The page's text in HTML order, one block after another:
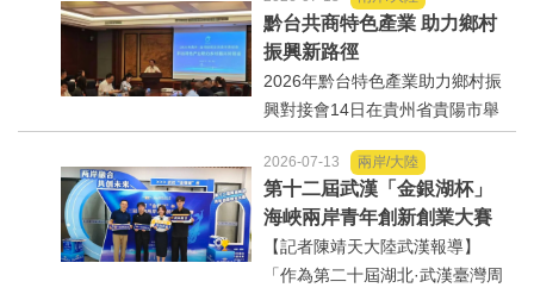
考試/監察
國安/國防/外交
綠能
自然/地理/景觀/地球
都市發展與都市建設
以「黔台合作·共品未來」為主題
的黔台生態食品專項對接活動在
此啟幕。...
黔台共商特色產業 助力鄉村
振興新路徑
2026年黔台特色產業助力鄉村振
興對接會14日在貴州省貴陽市舉
行。【記者陳靖天大陸貴州報
導】2026年黔台特色產業助力鄉
村振興對接會14日在貴州省貴陽
市舉行，來自臺灣的農業企業代
表、專家學者，以及貴州省相...
2026-07-13 兩岸/大陸
第十二屆武漢「金銀湖杯」
海峽兩岸青年創新創業大賽
在漢舉行
【記者陳靖天大陸武漢報導】
「作為第二十屆湖北·武漢臺灣周